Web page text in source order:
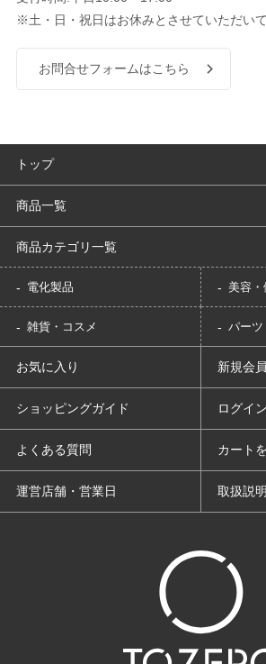
※土・日・祝日はお休みとさせていただいて
お問合せフォームはこちら
トップ
商品一覧
商品カテゴリ一覧
電化製品 美容・
雑貨・コスメ パーツ
お気に入り
ショッピングガイド
よくある質問
運営店舗・営業日
新規会
ログイン
カート
取扱説